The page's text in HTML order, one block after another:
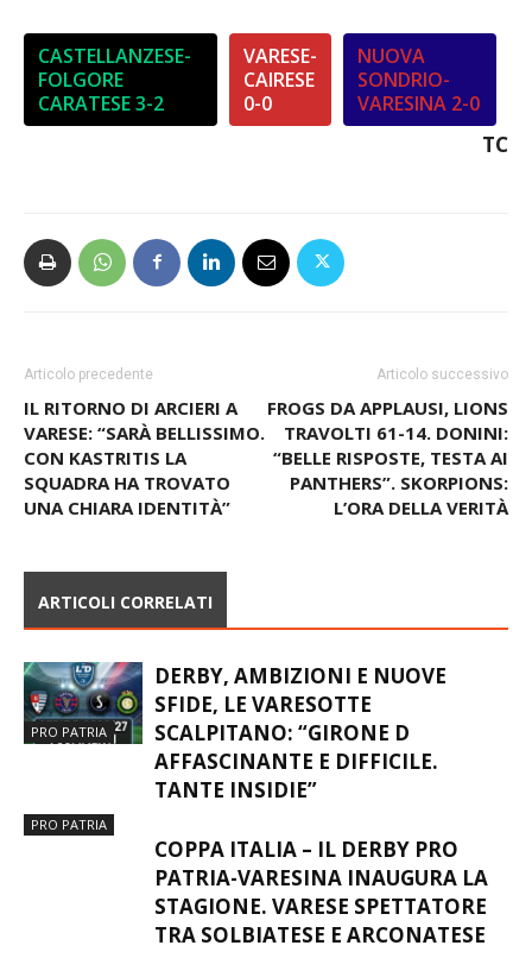
CASTELLANZESE-
FOLGORE
CARATESE 3-2
VARESE-
CAIRESE
0-0
NUOVA
SONDRIO-
VARESINA 2-0
TC
Articolo precedente
IL RITORNO DI ARCIERI A
VARESE: “SARÀ BELLISSIMO.
CON KASTRITIS LA
SQUADRA HA TROVATO
UNA CHIARA IDENTITÀ”
Articolo successivo
FROGS DA APPLAUSI, LIONS
TRAVOLTI 61-14. DONINI:
“BELLE RISPOSTE, TESTA AI
PANTHERS”. SKORPIONS:
L’ORA DELLA VERITÀ
ARTICOLI CORRELATI
PRO PATRIA
DERBY, AMBIZIONI E NUOVE
SFIDE, LE VARESOTTE
SCALPITANO: “GIRONE D
AFFASCINANTE E DIFFICILE.
TANTE INSIDIE”
PRO PATRIA
COPPA ITALIA – IL DERBY PRO
PATRIA-VARESINA INAUGURA LA
STAGIONE. VARESE SPETTATORE
TRA SOLBIATESE E ARCONATESE